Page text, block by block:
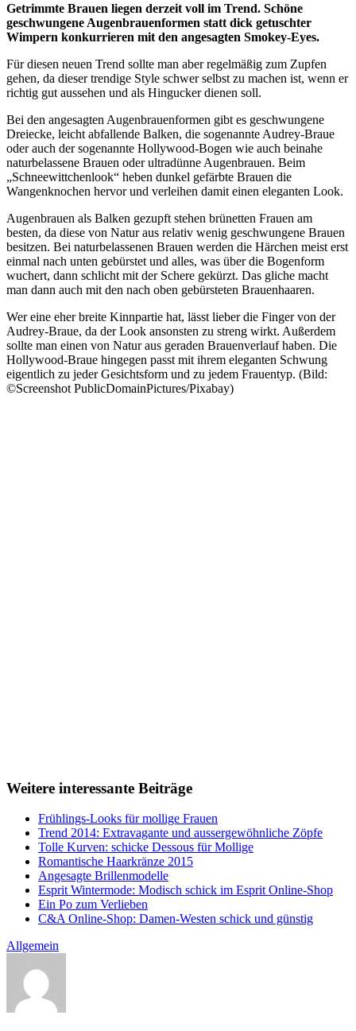
Getrimmte Brauen liegen derzeit voll im Trend. Schöne
geschwungene Augenbrauenformen statt dick getuschter
Wimpern konkurrieren mit den angesagten Smokey-Eyes.
Für diesen neuen Trend sollte man aber regelmäßig zum Zupfen
gehen, da dieser trendige Style schwer selbst zu machen ist, wenn er
richtig gut aussehen und als Hingucker dienen soll.
Bei den angesagten Augenbrauenformen gibt es geschwungene
Dreiecke, leicht abfallende Balken, die sogenannte Audrey-Braue
oder auch der sogenannte Hollywood-Bogen wie auch beinahe
naturbelassene Brauen oder ultradünne Augenbrauen. Beim
„Schneewittchenlook“ heben dunkel gefärbte Brauen die
Wangenknochen hervor und verleihen damit einen eleganten Look.
Augenbrauen als Balken gezupft stehen brünetten Frauen am
besten, da diese von Natur aus relativ wenig geschwungene Brauen
besitzen. Bei naturbelassenen Brauen werden die Härchen meist erst
einmal nach unten gebürstet und alles, was über die Bogenform
wuchert, dann schlicht mit der Schere gekürzt. Das gliche macht
man dann auch mit den nach oben gebürsteten Brauenhaaren.
Wer eine eher breite Kinnpartie hat, lässt lieber die Finger von der
Audrey-Braue, da der Look ansonsten zu streng wirkt. Außerdem
sollte man einen von Natur aus geraden Brauenverlauf haben. Die
Hollywood-Braue hingegen passt mit ihrem eleganten Schwung
eigentlich zu jeder Gesichtsform und zu jedem Frauentyp. (Bild:
©Screenshot PublicDomainPictures/Pixabay)
Weitere interessante Beiträge
Frühlings-Looks für mollige Frauen
Trend 2014: Extravagante und aussergewöhnliche Zöpfe
Tolle Kurven: schicke Dessous für Mollige
Romantische Haarkränze 2015
Angesagte Brillenmodelle
Esprit Wintermode: Modisch schick im Esprit Online-Shop
Ein Po zum Verlieben
C&A Online-Shop: Damen-Westen schick und günstig
Allgemein